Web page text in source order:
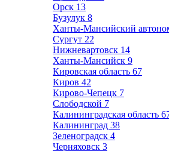
Орск 13
Бузулук 8
Ханты-Мансийский
Сургут 22
Нижневартовск 14
Ханты-Мансийск 9
Кировская область 67
Киров 42
Кирово-Чепецк 7
Слободской 7
Калининградская область
Калининград 38
Зеленоградск 4
Черняховск 3